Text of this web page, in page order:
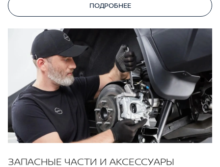
ПОДРОБНЕЕ
ЗАПАСНЫЕ ЧАСТИ И АКСЕССУАРЫ